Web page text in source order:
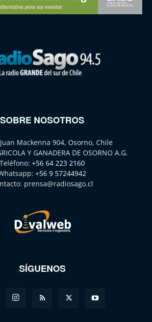
SOBRE NOSOTROS
Mackenna 904, Osorno, Chile
Y GANADERA DE OSORNO A.G.
Teléfono: +56 64 223 2160
+56 9 57244942
prensa@radiosago.cl
SÍGUENOS